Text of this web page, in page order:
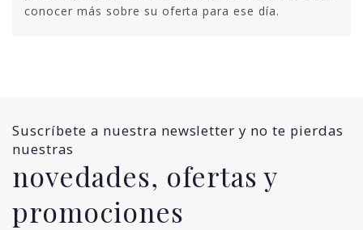
conocer más sobre su oferta para ese día.
Suscríbete a nuestra newsletter y no te pierdas
nuestras
novedades, ofertas y
promociones